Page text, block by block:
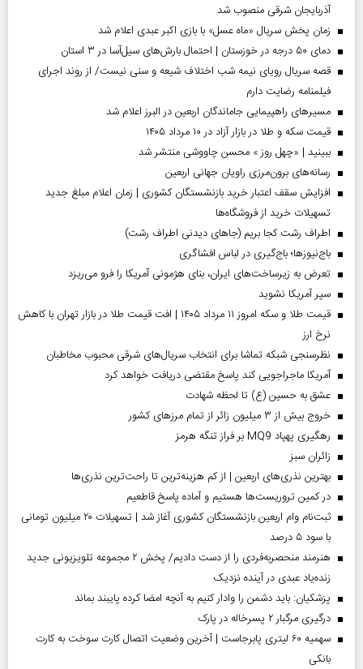
آذربایجان شرقی منصوب شد
زمان پخش سریال «ماه عسل» با بازی اکبر عبدی اعلام شد
دمای ۵۰ درجه در خوزستان | احتمال بارش‌های سیل‌آسا در ۳ استان
قصه سریال رویای نیمه شب اختلاف شیعه و سنی نیست/ از روند اجرای
فیلمنامه رضایت دارم
مسیر‌های راهپیمایی جاماندگان اربعین در البرز اعلام شد
قیمت سکه و طلا در بازار آزاد در ۱۰ مرداد ۱۴۰۵
ببینید | «چهل روز » محسن چاووشی منتشر شد
رسانه‌های برون‌مرزی راویان جهانی اربعین
افزایش سقف اعتبار خرید بازنشستگان کشوری | زمان اعلام مبلغ جدید
تسهیلات خرید از فروشگاه‌ها
اطراف رشت کجا بریم (جاهای دیدنی اطراف رشت)
باج‌نیوزها؛ باج‌گیری در لباس افشاگری
تعرض به زیرساخت‌های ایران، بنای هژمونی آمریکا را فرو می‌ریزد
سپر آمریکا نشوید
قیمت طلا و سکه امروز ۱۱ مرداد ۱۴۰۵ | افت قیمت طلا در بازار تهران با کاهش
نرخ ارز
نظرسنجی شبکه تماشا برای انتخاب سریال‌های شرقی محبوب مخاطبان
آمریکا ماجراجویی کند پاسخ مقتضی دریافت خواهد کرد
عشق به حسین (ع) تا لحظه شهادت
خروج بیش از ۳ میلیون زائر از تمام مرز‌های کشور
رهگیری پهپاد MQ9 بر فراز تنگه هرمز
‌زائران سبز
بهترین نذری‌های اربعین | از کم هزینه‌ترین تا راحت‌ترین نذری‌ها
در کمین تروریست‌ها هستیم و آماده پاسخ قاطعیم
ثبت‌نام وام اربعین بازنشستگان کشوری آغاز شد | تسهیلات ۲۰ میلیون تومانی
با سود ۵ درصد
هنرمند منحصر‌به‌فردی را از دست دادیم/ پخش ۲ مجموعه تلویزیونی جدید
زنده‌یاد عبدی در آینده نزدیک
پزشکیان: باید دشمن را وادار کنیم به آنچه امضا کرده پایبند بماند
درگیری مرگبار ۲ پسرخاله در پارک
سهمیه ۶۰ لیتری پابرجاست | آخرین وضعیت اتصال کارت سوخت به کارت
بانکی